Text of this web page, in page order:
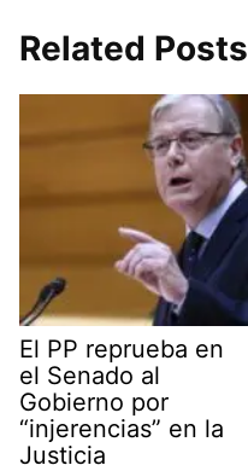
Related Posts
El PP reprueba en
el Senado al
Gobierno por
“injerencias” en la
Justicia